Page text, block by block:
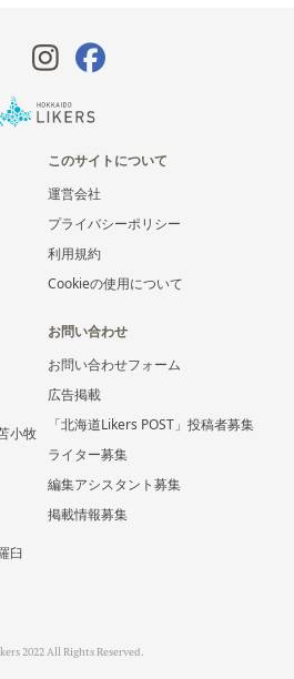
小牧
臼
このサイトについて
運営会社
プライバシーポリシー
利用規約
Cookieの使用について
お問い合わせ
お問い合わせフォーム
広告掲載
「北海道Likers POST」投稿者募集
ライター募集
編集アシスタント募集
掲載情報募集
2022 All Rights Reserved.